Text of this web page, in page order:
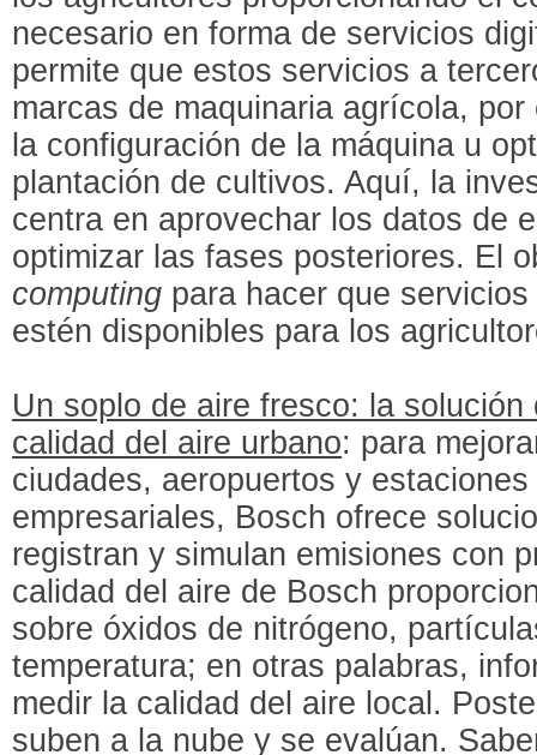
necesario en forma de servicios
permite que estos servicios a
marcas de maquinaria agrícola,
la configuración de la máquina u
plantación de cultivos. Aquí, la
centra en aprovechar los datos de
optimizar las fases posteriores. El
computing para hacer que
estén disponibles para los
Un soplo de aire fresco: la
calidad del aire urbano: para
ciudades, aeropuertos y
empresariales, Bosch ofrece
registran y simulan emisiones con
calidad del aire de Bosch
sobre óxidos de nitrógeno,
temperatura; en otras palabras,
medir la calidad del aire local.
suben a la nube y se evalúan.